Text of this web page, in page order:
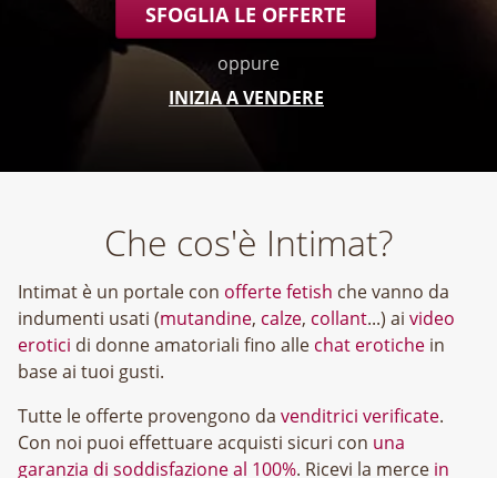
SFOGLIA LE OFFERTE
oppure
INIZIA A VENDERE
Che cos'è Intimat?
Intimat è un portale con offerte fetish che vanno da
indumenti usati (mutandine, calze, collant...) ai video
erotici di donne amatoriali fino alle chat erotiche in
base ai tuoi gusti.
Tutte le offerte provengono da venditrici verificate.
Con noi puoi effettuare acquisti sicuri con una
garanzia di soddisfazione al 100%. Ricevi la merce in